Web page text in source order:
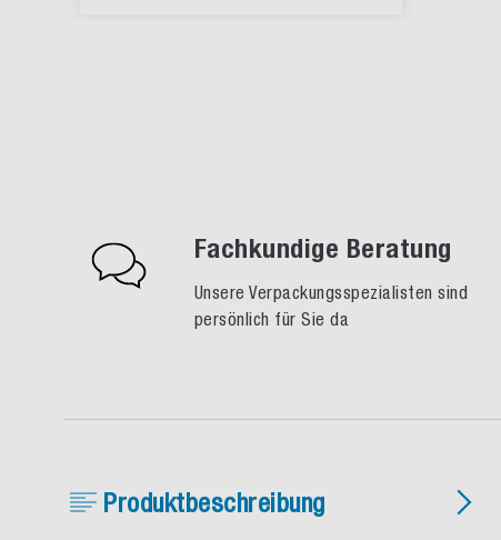
Fachkundige Beratung
Unsere Verpackungsspezialisten sind
persönlich für Sie da
Produktbeschreibung